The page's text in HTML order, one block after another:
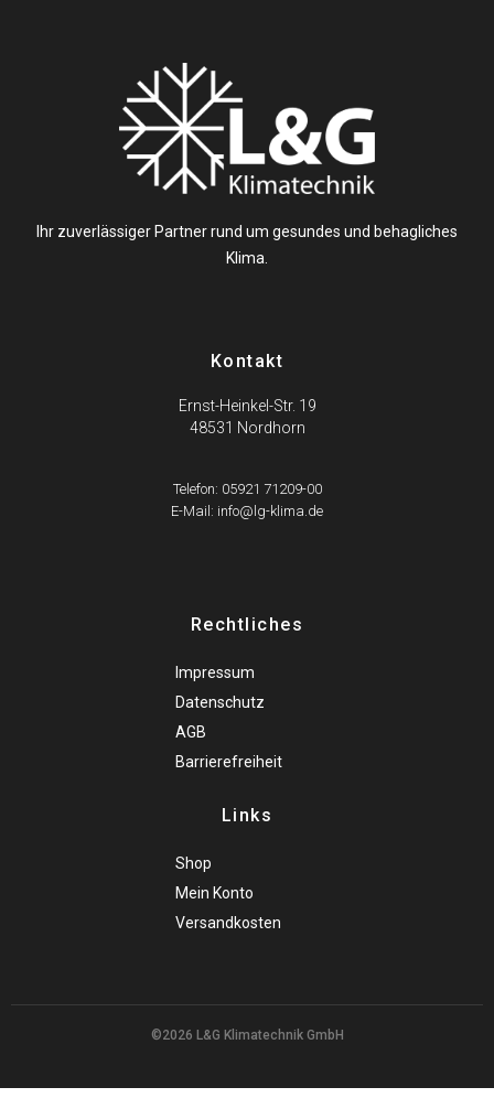
Ihr zuverlässiger Partner rund um gesundes und behagliches
Klima.
Kontakt
Ernst-Heinkel-Str. 19
48531 Nordhorn
Telefon: 05921 71209-00
E-Mail: info@lg-klima.de
Rechtliches
Impressum
Datenschutz
AGB
Barrierefreiheit
Links
Shop
Mein Konto
Versandkosten
©2026 L&G Klimatechnik GmbH